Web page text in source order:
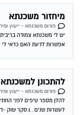
מיחזור משכנתא
פורום משכנתא - ייעוץ
אפשרות לדעת האם כדאי לי
להתכונן למשכנתא
פורום משכנתא - ייעוץ
להלן מספר טיפים לפני
לעשרות שנים . 1.סקר שוק -דבר ראשון מומלץ לעשות שיעורי בית . shopping...